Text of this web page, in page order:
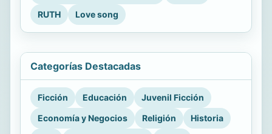
RUTH
Love song
Categorías Destacadas
Ficción Educación
Juvenil Ficción
Economía y Negocios
Religión
Historia